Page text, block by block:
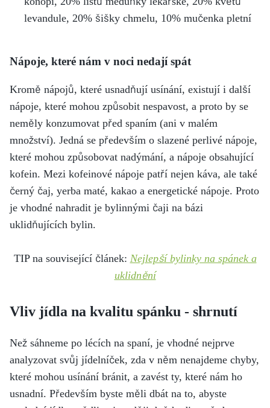
levandule, 20% šišky chmelu, 10% mučenka pletní
Nápoje, které nám v noci nedají spát
Kromě nápojů, které usnadňují usínání, existují i další
nápoje, které mohou způsobit nespavost, a proto by se
neměly konzumovat před spaním (ani v malém
množství). Jedná se především o slazené perlivé nápoje,
které mohou způsobovat nadýmání, a nápoje obsahující
kofein. Mezi kofeinové nápoje patří nejen káva, ale také
černý čaj, yerba maté, kakao a energetické nápoje. Proto
je vhodné nahradit je bylinnými čaji na bázi
uklidňujících bylin.
TIP na související článek: Nejlepší bylinky na spánek a
uklidnění
Vliv jídla na kvalitu spánku - shrnutí
Než sáhneme po lécích na spaní, je vhodné nejprve
analyzovat svůj jídelníček, zda v něm nenajdeme chyby,
které mohou usínání bránit, a zavést ty, které nám ho
usnadní. Především byste měli dbát na to, abyste